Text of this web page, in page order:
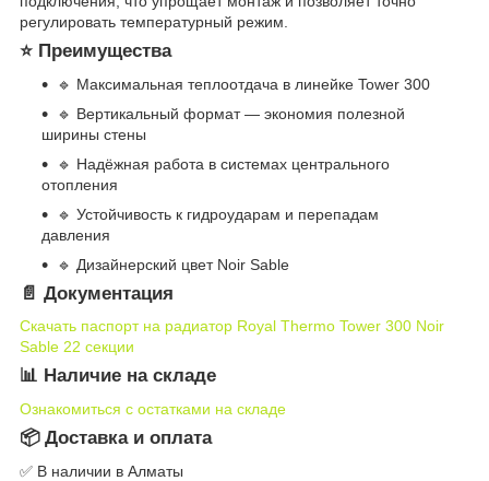
регулировать температурный режим.
⭐ Преимущества
🔹 Максимальная теплоотдача в линейке Tower 300
🔹 Вертикальный формат — экономия полезной
ширины стены
🔹 Надёжная работа в системах центрального
отопления
🔹 Устойчивость к гидроударам и перепадам
давления
🔹 Дизайнерский цвет Noir Sable
📄 Документация
Скачать паспорт на радиатор Royal Thermo Tower 300 Noir
Sable 22 секции
📊 Наличие на складе
Ознакомиться с остатками на складе
📦 Доставка и оплата
✅ В наличии в Алматы